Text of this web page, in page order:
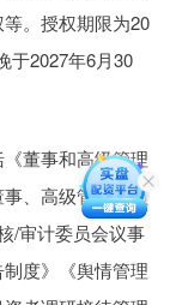
。授权期限为20
于2027年6月30
董事和高级管理
、高级管理人员
/审计委员会议事
度》《舆情管理